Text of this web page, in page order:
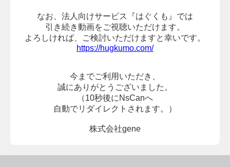
なお、法人向けサービス『はぐくも』では
引き続き動画をご視聴いただけます。
よろしければ、
ご検討いただけますと幸いです。
https://hugkumo.com/
今までご利用いただき、
誠にありがとうございました。
（10秒後にNsCanへ
自動でリダイレクトされます。）
株式会社gene